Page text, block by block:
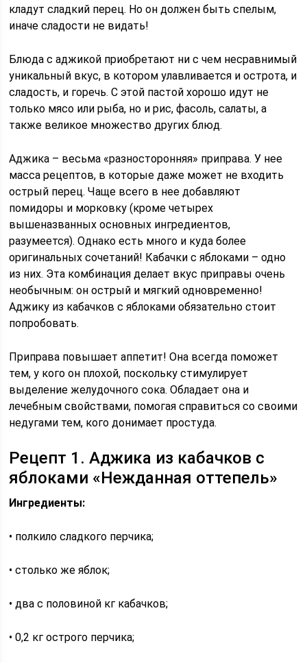
кладут сладкий перец. Но он должен быть спелым,
иначе сладости не видать!
Блюда с аджикой приобретают ни с чем несравнимый
уникальный вкус, в котором улавливается и острота, и
сладость, и горечь. С этой пастой хорошо идут не
только мясо или рыба, но и рис, фасоль, салаты, а
также великое множество других блюд.
Аджика – весьма «разносторонняя» приправа. У нее
масса рецептов, в которые даже может не входить
острый перец. Чаще всего в нее добавляют
помидоры и морковку (кроме четырех
вышеназванных основных ингредиентов,
разумеется). Однако есть много и куда более
оригинальных сочетаний! Кабачки с яблоками – одно
из них. Эта комбинация делает вкус приправы очень
необычным: он острый и мягкий одновременно!
Аджику из кабачков с яблоками обязательно стоит
попробовать.
Приправа повышает аппетит! Она всегда поможет
тем, у кого он плохой, поскольку стимулирует
выделение желудочного сока. Обладает она и
лечебным свойствами, помогая справиться со своими
недугами тем, кого донимает простуда.
Рецепт 1. Аджика из кабачков с
яблоками «Нежданная оттепель»
Ингредиенты:
• полкило сладкого перчика;
• столько же яблок;
• два с половиной кг кабачков;
• 0,2 кг острого перчика;